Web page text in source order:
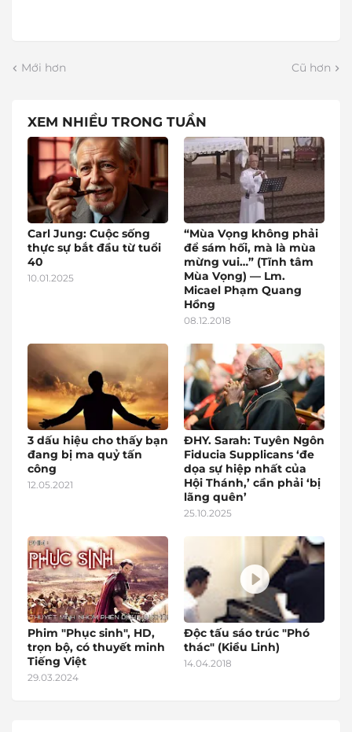
Mới hơn Cũ hơn
XEM NHIỀU TRONG TUẦN
Carl Jung: Cuộc sống
thực sự bắt đầu từ tuổi
40
10.01.2025
“Mùa Vọng không phải
để sám hối, mà là mùa
mừng vui…” (Tĩnh tâm
Mùa Vọng) — Lm.
Micael Phạm Quang
Hồng
08.12.2018
3 dấu hiệu cho thấy bạn
đang bị ma quỷ tấn
công
12.05.2021
ĐHY. Sarah: Tuyên Ngôn
Fiducia Supplicans ‘đe
dọa sự hiệp nhất của
Hội Thánh,’ cần phải ‘bị
lãng quên’
25.10.2025
Phim "Phục sinh", HD,
trọn bộ, có thuyết minh
Tiếng Việt
29.03.2024
Độc tấu sáo trúc "Phó
thác" (Kiều Linh)
14.04.2018